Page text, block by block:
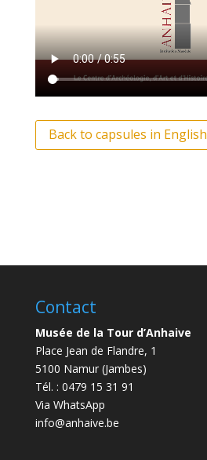
Back to capsules in English
Contact
Musée de la Tour d’Anhaive
Place Jean de Flandre, 1
5100 Namur (Jambes)
Tél. : 0479 15 31 91
Via WhatsApp
info@anhaive.be